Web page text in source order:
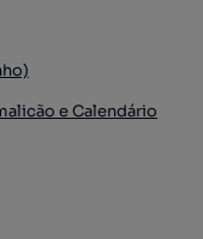
e Calendário